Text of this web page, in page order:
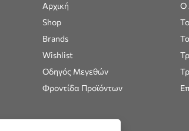
Αρχική
Shop
Brands
Wishlist
Οδηγός Μεγεθών
Φροντίδα Προϊόντων
Ο